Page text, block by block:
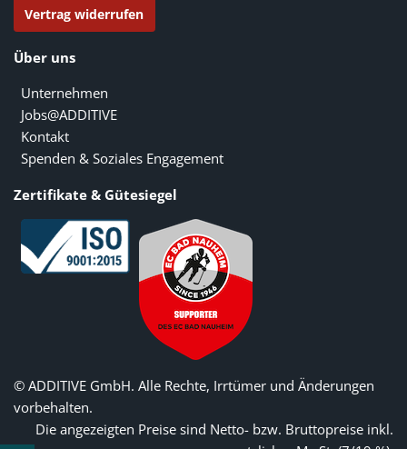
Vertrag widerrufen
Über uns
Unternehmen
Jobs@ADDITIVE
Kontakt
Spenden & Soziales Engagement
Zertifikate & Gütesiegel
© ADDITIVE GmbH. Alle Rechte, Irrtümer und Änderungen
vorbehalten.
Die angezeigten Preise sind Netto- bzw. Bruttopreise inkl.